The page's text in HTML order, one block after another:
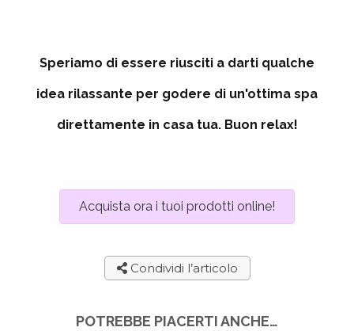
Speriamo di essere riusciti a darti qualche
idea rilassante per godere di un'ottima spa
direttamente in casa tua. Buon relax!
Acquista ora i tuoi prodotti online!
Condividi l’articolo
POTREBBE PIACERTI ANCHE…